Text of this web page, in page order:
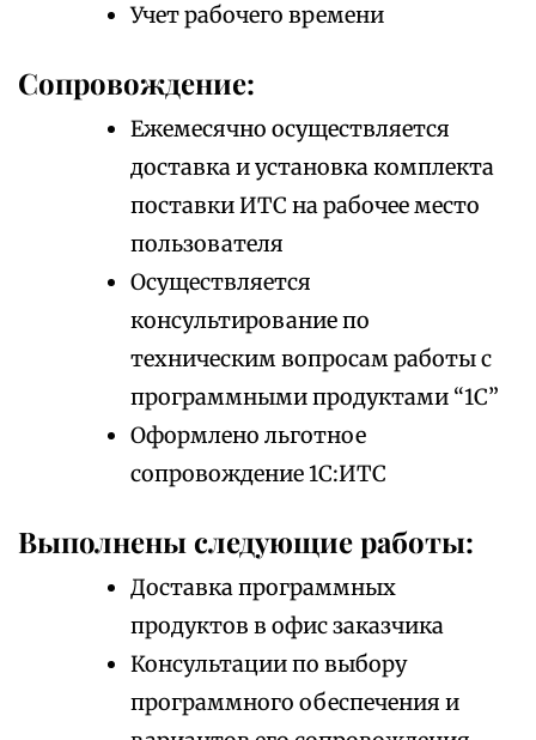
Учет рабочего времени
Сопровождение:
Ежемесячно осуществляется
доставка и установка комплекта
поставки ИТС на рабочее место
пользователя
Осуществляется
консультирование по
техническим вопросам работы с
программными продуктами “1С”
Оформлено льготное
сопровождение 1С:ИТС
Выполнены следующие работы:
Доставка программных
продуктов в офис заказчика
Консультации по выбору
программного обеспечения и